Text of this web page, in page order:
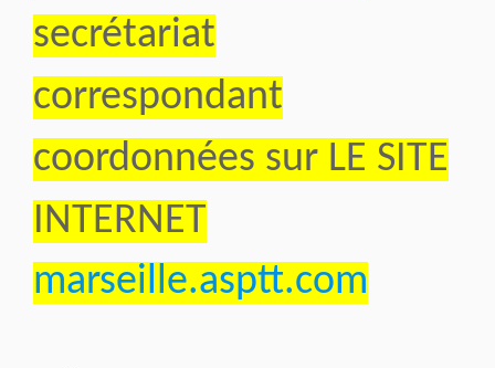
secrétariat
correspondant
coordonnées sur LE SITE
INTERNET
marseille.asptt.com